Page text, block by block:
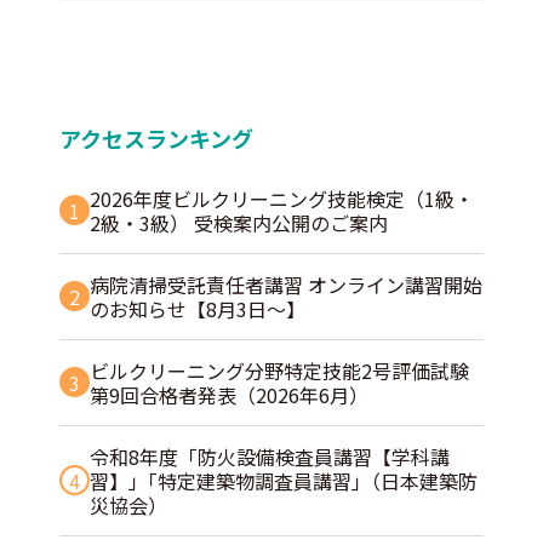
アクセスランキング
1 2026年度ビルクリーニング技能検定（1級・
2級・3級） 受検案内公開のご案内
2 病院清掃受託責任者講習 オンライン講習開始
のお知らせ【8月3日～】
3 ビルクリーニング分野特定技能2号評価試験
第9回合格者発表（2026年6月）
4
令和8年度「防火設備検査員講習【学科講
習】」｢特定建築物調査員講習｣（日本建築防
災協会）